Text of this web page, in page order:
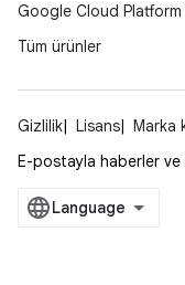
Google Cloud Platform
Tüm ürünler
Gizlilik Lisans Marka
E-postayla haberler ve